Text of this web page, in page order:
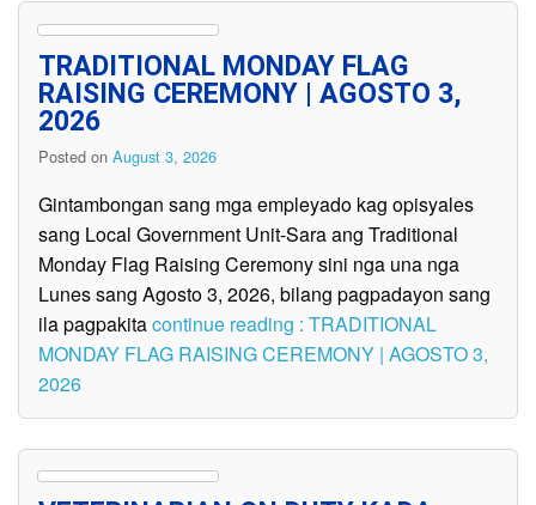
TRADITIONAL MONDAY FLAG
RAISING CEREMONY | AGOSTO 3,
2026
Posted on August 3, 2026
Gintambongan sang mga empleyado kag opisyales
sang Local Government Unit-Sara ang Traditional
Monday Flag Raising Ceremony sini nga una nga
Lunes sang Agosto 3, 2026, bilang pagpadayon sang
ila pagpakitacontinue reading : TRADITIONAL
MONDAY FLAG RAISING CEREMONY | AGOSTO 3,
2026